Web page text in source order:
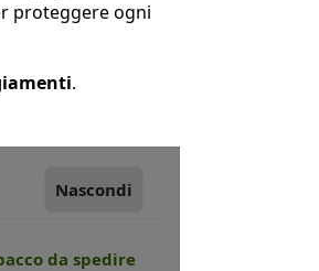
proteggere ogni
.
Nascondi
da spedire